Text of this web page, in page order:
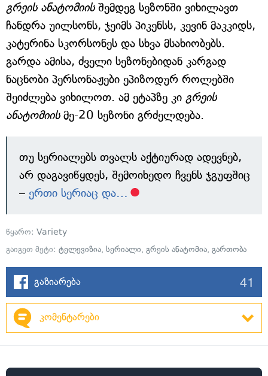
გრეის ანატომიისშემდეგ სეზონში ვიხილავთ
ჩანდრა უილსონს, ჯეიმს პიკენსს, კევინ მაკკიდს,
კატერინა სკორსონეს და სხვა მსახიობებს.
გარდა ამისა, ძველი სეზონებიდან კარგად
ნაცნობი პერსონაჟები ეპიზოდურ როლებში
შეიძლება ვიხილოთ. ამ ეტაპზე კი გრეის
ანატომიისმე-20 სეზონი გრძელდება.
თუ სერიალებს თვალს აქტიურად ადევნებ,
არ დაგავიწყდეს, შემოიხედო ჩვენს ჯგუფშიც
– ერთი სერიაც და…
წყარო: Variety
გაიგეთ მეტი: ტელევიზია, სერიალი, გრეის ანატომია, გართობა
გაზიარება 41
კომენტარები